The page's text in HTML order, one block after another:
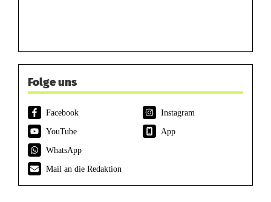
Folge uns
Facebook
Instagram
YouTube
App
WhatsApp
Mail an die Redaktion